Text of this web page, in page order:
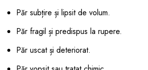
Păr subțire și lipsit de volum.
Păr fragil și predispus la rupere.
Păr uscat și deteriorat.